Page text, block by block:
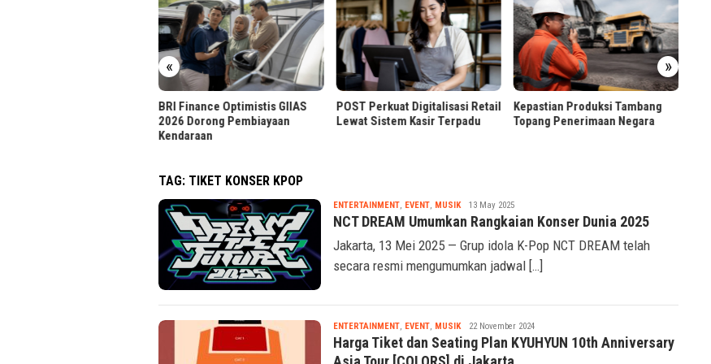
« »
BRI Finance Optimistis GIIAS
2026 Dorong Pembiayaan
Kendaraan
POST Perkuat Digitalisasi Retail
Lewat Sistem Kasir Terpadu
Kepastian Produksi Tambang
Topang Penerimaan Negara
TAG: TIKET KONSER KPOP
ENTERTAINMENT, EVENT, MUSIKTsaqif
Ridwan
13 May 2025
NCT DREAM Umumkan Rangkaian Konser Dunia 2025
Jakarta, 13 Mei 2025 — Grup idola K-Pop NCT DREAM telah
secara resmi mengumumkan jadwal […]
ENTERTAINMENT, EVENT, MUSIKTsaqif
Ridwan
22 November 2024
Harga Tiket dan Seating Plan KYUHYUN 10th Anniversary